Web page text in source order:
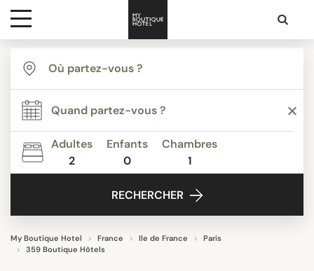
Destinations
Inspiration
Media
Adultes
2
Enfants
0
Chambres
1
RECHERCHER
My Boutique Hotel France Ile de France
Paris
359 Boutique Hôtels
TYPE
THÈME
ÉTOILES